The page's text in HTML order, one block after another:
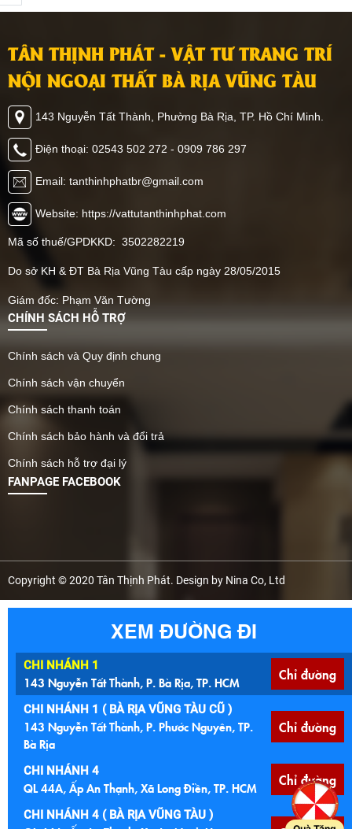
TÂN THỊNH PHÁT - VẬT TƯ TRANG TRÍ
NỘI NGOẠI THẤT BÀ RỊA VŨNG TÀU
143 Nguyễn Tất Thành, Phường Bà Rịa, TP. Hồ Chí Minh.
Điện thoại: 02543 502 272 - 0909 786 297
Email: tanthinhphatbr@gmail.com
Website: https://vattutanthinhphat.com
Mã số thuế/GPDKKD: 3502282219
Do sở KH & ĐT Bà Rịa Vũng Tàu cấp ngày 28/05/2015
Giám đốc: Phạm Văn Tường
CHÍNH SÁCH HỖ TRỢ
Chính sách và Quy định chung
Chính sách vận chuyển
Chính sách thanh toán
Chính sách bảo hành và đổi trả
Chính sách hỗ trợ đại lý
FANPAGE FACEBOOK
Copyright © 2020 Tân Thịnh Phát. Design by Nina Co, Ltd
XEM ĐƯỜNG ĐI
CHI NHÁNH 1
143 Nguyễn Tất Thành, P. Bà Rịa, TP. HCM Chỉ đường
CHI NHÁNH 1 ( BÀ RỊA VŨNG TÀU CŨ )
143 Nguyễn Tất Thành, P. Phước Nguyên, TP.
Bà Rịa
Chỉ đường
CHI NHÁNH 4
QL 44A, Ấp An Thạnh, Xã Long Điền, TP. HCM Chỉ đường
CHI NHÁNH 4 ( BÀ RỊA VŨNG TÀU )